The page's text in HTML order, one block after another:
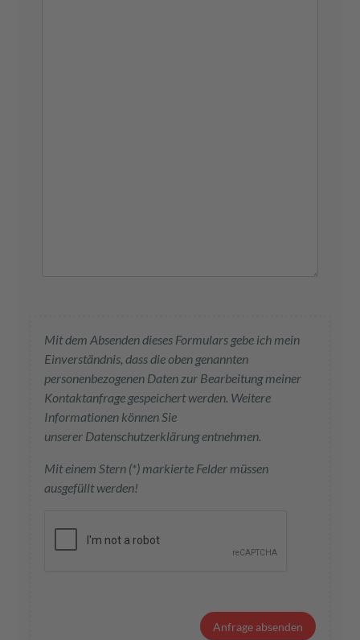
Mit dem Absenden dieses Formulars gebe ich mein
Einverständnis, dass die oben genannten
personenbezogenen Daten zur Bearbeitung meiner
Kontaktanfrage gespeichert werden. Weitere
Informationen können Sie
unserer Datenschutzerklärung entnehmen.
Mit einem Stern (*) markierte Felder müssen
ausgefüllt werden!